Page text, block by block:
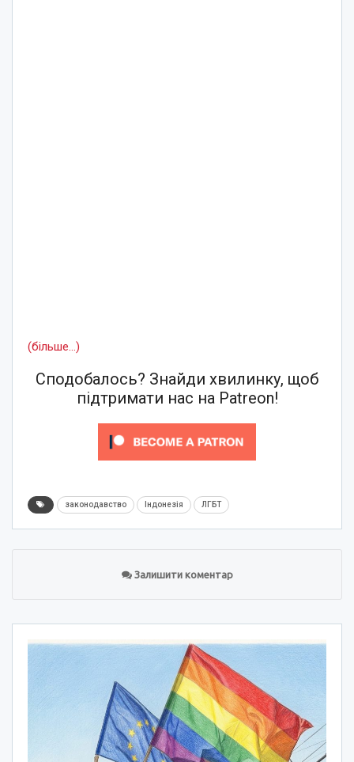
(більше…)
Сподобалось? Знайди хвилинку, щоб
підтримати нас на Patreon!
законодавство Індонезія ЛГБТ
Залишити коментар